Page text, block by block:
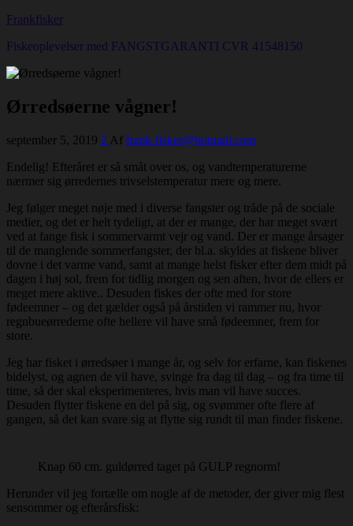
Frankfisker
Fiskeoplevelser med FANGSTGARANTI CVR 41548150
Ørredsøerne vågner!
september 5, 2019 2 Af frank.fisker@hotmail.com
Endelig! Efteråret er så småt over os, og vandtemperaturerne
nærmer sig ørredernes trivselstemperatur mere og mere.
Jeg følger meget nøje med i diverse fangster og tråde på de sociale
medier, og det er helt tydeligt, at der er mange, der har meget svært
ved at fange fisk i sommervarmt vejr og vand. Der er mange årsager
til de manglende sommerfangster, der bl.a. skyldes at fiskene bliver
dovne i det varme vand, samt at mange helst fisker efter dem midt på
dagen i høj sol, frem for tidlig morgen og sen aften, hvor de ellers er
meget mere aktive.. Desuden fiskes der ofte med for store
fødeemner – og det gælder også på årstiden vi rammer nu, hvor
regnbueørrederne ofte hellere vil have små fødeemner, frem for
store.
Jeg har fisket i ørredsøer i mange år, og selv for erfarne, kan fiskenes
bidelyst, og agnen de vil have, svinge fra dag til dag – og fra time til
time, så der skal eksperimenteres, hvis man vil have succes.
Desuden flytter fiskene en del på sig, og svømmer ofte flere af
gangen, så det kan svare sig at flytte sig rundt til man finder fiskene.
Knap 60 cm. guldørred taget på GULP regnorm!
Herunder vil jeg fortælle om nogle af de metoder, der giver mig flest
sensommer og efterårsfisk: